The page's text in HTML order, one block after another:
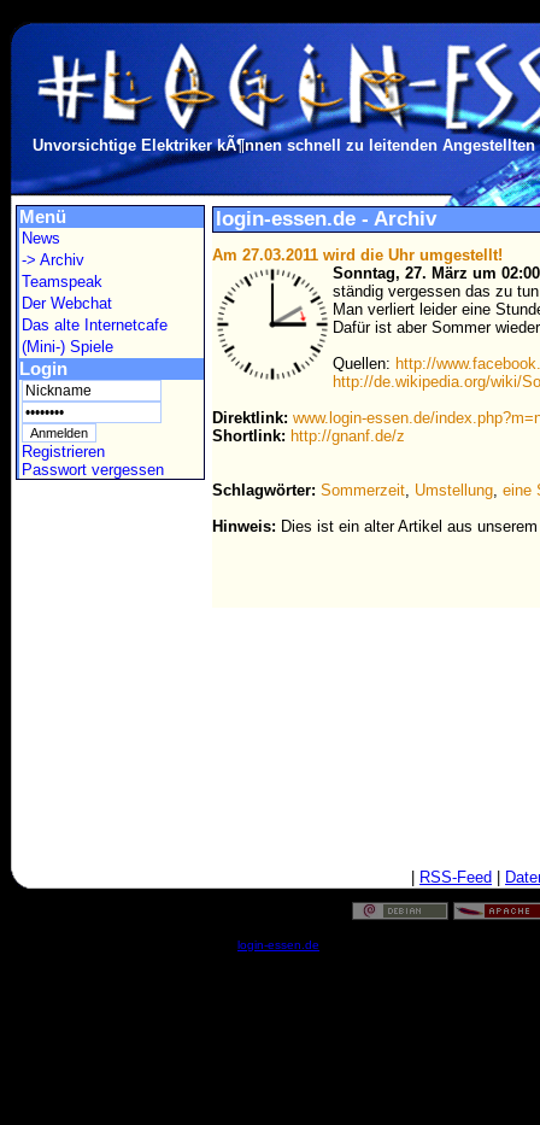
Unvorsichtige Elektriker kÃ¶nnen schnell zu leitenden Angestellten
Menü
News
-> Archiv
Teamspeak
Der Webchat
Das alte Internetcafe
(Mini-) Spiele
Login
Registrieren
Passwort vergessen
login-essen.de - Archiv
Am 27.03.2011 wird die Uhr umgestellt!
Sonntag, 27. März um
ständig vergessen das zu
Man verliert leider eine
Dafür ist aber Sommer
Quellen: http://
http://de.wikipedia.org/wiki/
Direktlink: www.login-essen.de/
Shortlink: http://gnanf.de/z
Schlagwörter: Sommerzeit, Umstellung, eine
Hinweis: Dies ist ein alter Artikel aus unserem
RSS-Feed
login-essen.de